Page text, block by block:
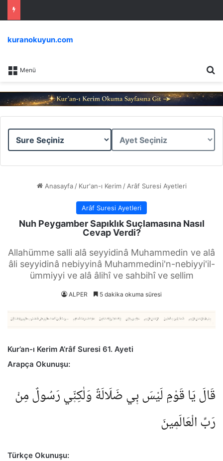
Menü
kuranokuyun.com
Sure
Ayet
Anasayfa / Kur'an-ı Kerim / Arâf Suresi Ayetleri
Arâf Suresi Ayetleri
Nuh Peygamber Sapıklık Suçlamasına Nasıl
Cevap Verdi?
Allahümme salli alâ seyyidinâ Muhammedin ve alâ
âli seyyidinâ nebiyyinâ Muhammedini'n-nebiyyi'il-
ümmiyyi ve alâ âlihî ve sahbihî ve sellim
ALPER 5 dakika okuma süresi
Kur’an-ı Kerim A’râf Suresi 61. Ayeti
Arapça Okunuşu:
قَالَ يَا قَوْمِ لَيْسَ ب۪ي ضَلَالَةٌ وَلٰكِنّ۪ي رَسُولٌ مِنْ
رَبِّ الْعَالَم۪ينَ
Türkçe Okunuşu: